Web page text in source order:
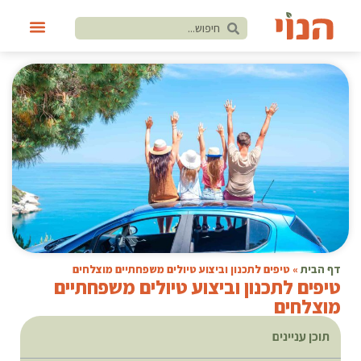
דף הבית » טיפים לתכנון וביצוע טיולים משפחתיים מוצלחים
טיפים לתכנון וביצוע טיולים משפחתיים
מוצלחים
תוכן עניינים